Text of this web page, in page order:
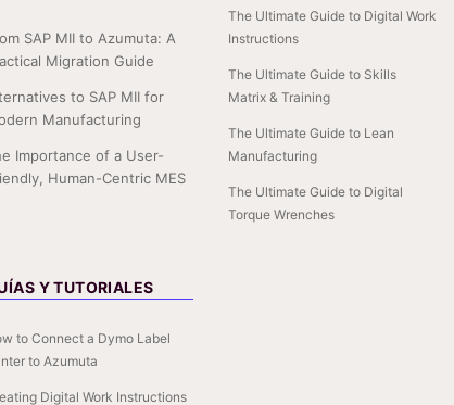
SAP MII to Azumuta: A
Migration Guide
to SAP MII for
Manufacturing
Importance of a User-
Human-Centric MES
The Ultimate Guide to Digital Work
Instructions
The Ultimate Guide to Skills
Matrix & Training
The Ultimate Guide to Lean
Manufacturing
The Ultimate Guide to Digital
Torque Wrenches
Y TUTORIALES
to Connect a Dymo Label
to Azumuta
Digital Work Instructions